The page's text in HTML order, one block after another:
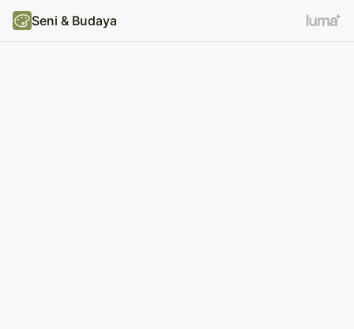
Seni & Budaya